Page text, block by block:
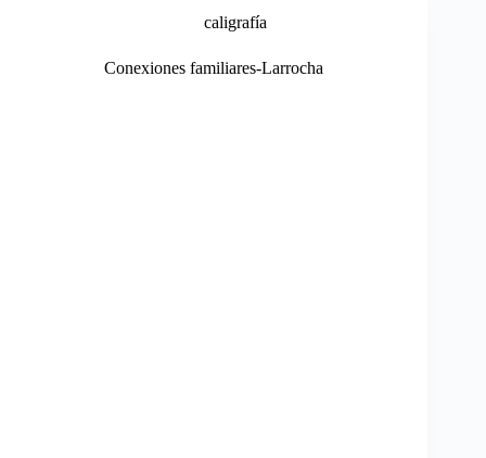
caligrafía
Conexiones familiares-Larrocha